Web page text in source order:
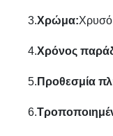
3.Χρώμα:
4.Χρόνος
5. Προθεσμία
6.